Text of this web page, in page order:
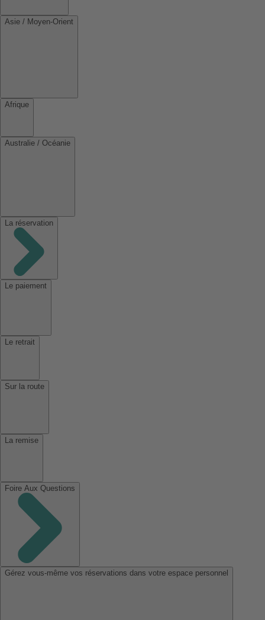
Asie / Moyen-Orient
Afrique
Australie / Océanie
La réservation
Le paiement
Le retrait
Sur la route
La remise
Foire Aux Questions
Gérez vous-même vos réservations dans votre espace personnel